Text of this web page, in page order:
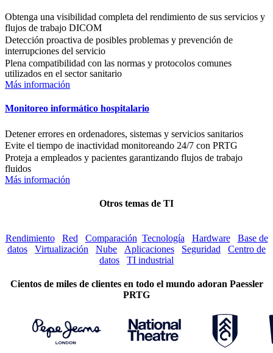
Obtenga una visibilidad completa del rendimiento de sus servicios y
flujos de trabajo DICOM
Detección proactiva de posibles problemas y prevención de
interrupciones del servicio
Plena compatibilidad con las normas y protocolos comunes
utilizados en el sector sanitario
Más información
Monitoreo informático hospitalario
Detener errores en ordenadores, sistemas y servicios sanitarios
Evite el tiempo de inactividad monitoreando 24/7 con PRTG
Proteja a empleados y pacientes garantizando flujos de trabajo
fluidos
Más información
Otros temas de TI
Rendimiento Red Comparación Tecnología Hardware
Base de
datos
Virtualización Nube Aplicaciones Seguridad
Centro de
datos
TI industrial
Cientos de miles de clientes en todo el mundo adoran Paessler
PRTG